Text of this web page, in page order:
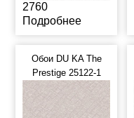
2760
Подробнее
Обои DU KA The
Prestige 25122-1